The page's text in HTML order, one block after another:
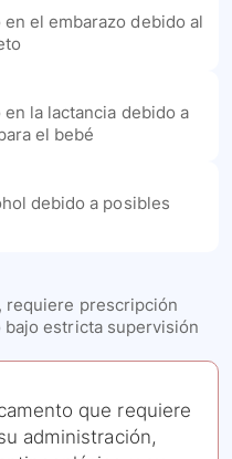
el embarazo debido al
la lactancia debido a
el bebé
debido a posibles
requiere prescripción
estricta supervisión
que requiere
administración,